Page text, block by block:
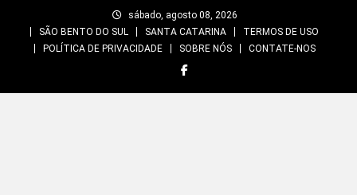
sábado, agosto 08, 2026
SÃO BENTO DO SUL
SANTA CATARINA
TERMOS DE USO
POLÍTICA DE PRIVACIDADE
SOBRE NÓS CONTATE-NOS